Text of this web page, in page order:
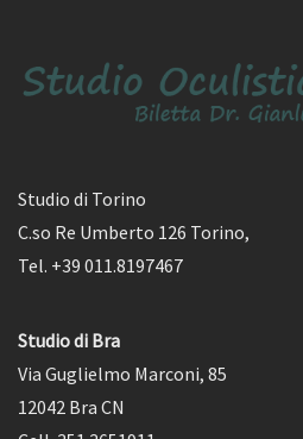
Studio di Torino
C.so Re Umberto 126 Torino,
Tel. +39 011.8197467
Studio di Bra
Via Guglielmo Marconi, 85
12042 Bra CN